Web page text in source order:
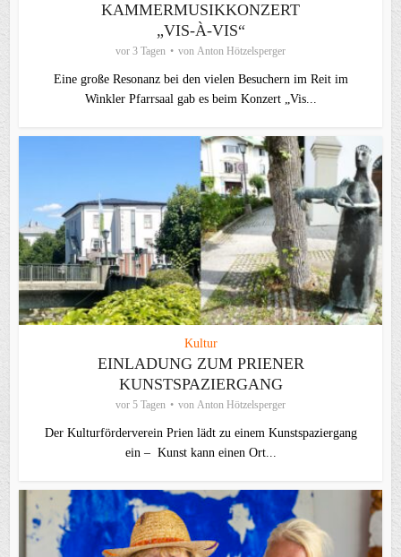
KAMMERMUSIKKONZERT
„VIS-À-VIS“
vor 3 Tagen von Anton Hötzelsperger
Eine große Resonanz bei den vielen Besuchern im Reit im
Winkler Pfarrsaal gab es beim Konzert „Vis...
Kultur
EINLADUNG ZUM PRIENER
KUNSTSPAZIERGANG
vor 5 Tagen von Anton Hötzelsperger
Der Kulturförderverein Prien lädt zu einem Kunstspaziergang
ein – Kunst kann einen Ort...